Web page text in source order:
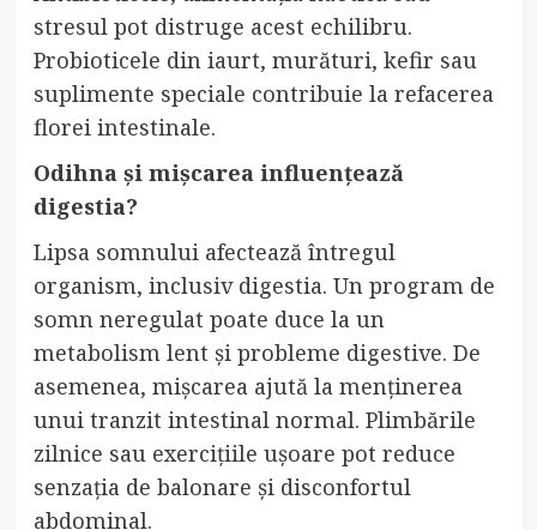
stresul pot distruge acest echilibru.
Probioticele din iaurt, murături, kefir sau
suplimente speciale contribuie la refacerea
florei intestinale.
Odihna și mișcarea influențează
digestia?
Lipsa somnului afectează întregul
organism, inclusiv digestia. Un program de
somn neregulat poate duce la un
metabolism lent și probleme digestive. De
asemenea, mișcarea ajută la menținerea
unui tranzit intestinal normal. Plimbările
zilnice sau exercițiile ușoare pot reduce
senzația de balonare și disconfortul
abdominal.